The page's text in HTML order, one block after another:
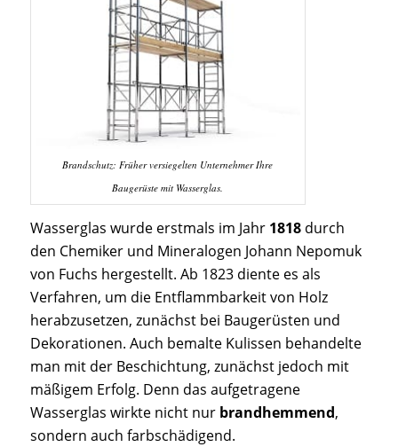
Brandschutz: Früher versiegelten Unternehmer Ihre
Baugerüste mit Wasserglas.
Wasserglas wurde erstmals im Jahr1818durch
den Chemiker und Mineralogen Johann Nepomuk
von Fuchs hergestellt. Ab 1823 diente es als
Verfahren, um die Entflammbarkeit von Holz
herabzusetzen, zunächst bei Baugerüsten und
Dekorationen. Auch bemalte Kulissen behandelte
man mit der Beschichtung, zunächst jedoch mit
mäßigem Erfolg. Denn das aufgetragene
Wasserglas wirkte nicht nurbrandhemmend,
sondern auch farbschädigend.